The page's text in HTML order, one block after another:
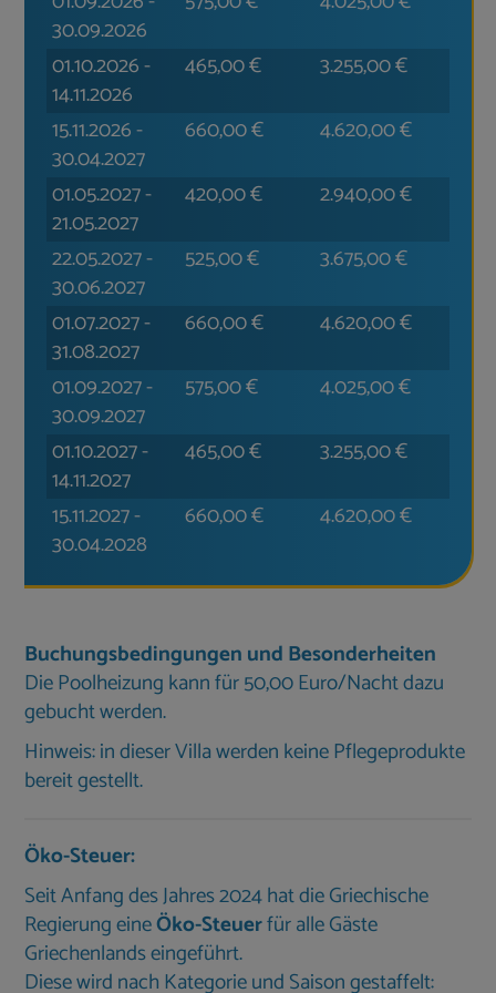
30.09.2026
01.10.2026-
14.11.2026
465,00€ 3.255,00€
15.11.2026-
30.04.2027
660,00€ 4.620,00€
01.05.2027-
21.05.2027
420,00€ 2.940,00€
22.05.2027-
30.06.2027
525,00€ 3.675,00€
01.07.2027-
31.08.2027
660,00€ 4.620,00€
01.09.2027-
30.09.2027
575,00€ 4.025,00€
01.10.2027-
14.11.2027
465,00€ 3.255,00€
15.11.2027-
30.04.2028
660,00€ 4.620,00€
Buchungsbedingungen und Besonderheiten
Die Poolheizung kann für 50,00 Euro/Nacht dazu
gebucht werden.
Hinweis: in dieser Villa werden keine Pflegeprodukte
bereit gestellt.
Öko-Steuer:
Seit Anfang des Jahres 2024 hat die Griechische
Regierung eineÖko-Steuerfür alle Gäste
Griechenlands eingeführt.
Diese wird nach Kategorie und Saison gestaffelt: